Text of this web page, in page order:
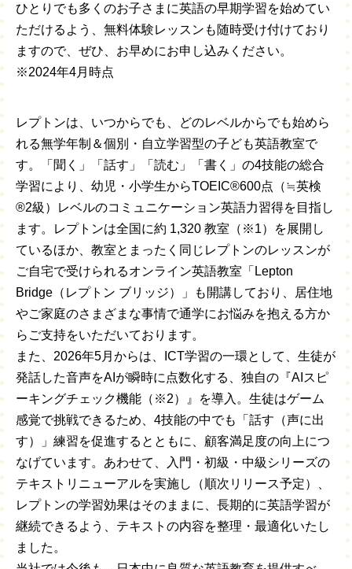
ひとりでも多くのお子さまに英語の早期学習を始めてい
ただけるよう、無料体験レッスンも随時受け付けており
ますので、ぜひ、お早めにお申し込みください。
※2024年4月時点
レプトンは、いつからでも、どのレベルからでも始めら
れる無学年制＆個別・自立学習型の子ども英語教室で
す。「聞く」「話す」「読む」「書く」の4技能の総合
学習により、幼児・小学生からTOEIC®600点（≒英検
®2級）レベルのコミュニケーション英語力習得を目指し
ます。レプトンは全国に約 1,320 教室（※1）を展開し
ているほか、教室とまったく同じレプトンのレッスンが
ご自宅で受けられるオンライン英語教室「Lepton
Bridge（レプトン ブリッジ）」も開講しており、居住地
やご家庭のさまざまな事情で通学にお悩みを抱える方か
らご支持をいただいております。
また、2026年5月からは、ICT学習の一環として、生徒が
発話した音声をAIが瞬時に点数化する、独自の『AIスピ
ーキングチェック機能（※2）』を導入。生徒はゲーム
感覚で挑戦できるため、4技能の中でも「話す（声に出
す）」練習を促進するとともに、顧客満足度の向上につ
なげています。あわせて、入門・初級・中級シリーズの
テキストリニューアルを実施し（順次リリース予定）、
レプトンの学習効果はそのままに、長期的に英語学習が
継続できるよう、テキストの内容を整理・最適化いたし
ました。